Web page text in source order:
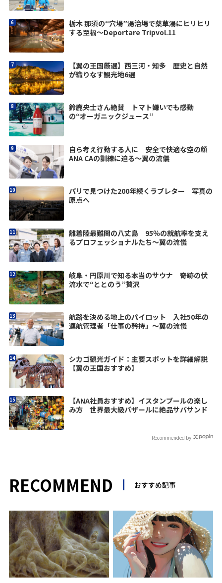
栃木 那須の“穴場”湯治場で薬草湯にヒリヒリ
する至福〜Deportare Tripvol.11
【翼の王国厳選】西三河・知多 歴史と自然
が織りなす観光地6選
鈴鹿央士さん絶賛 トマト嫌いでも感動
の“オーガニックジュース”
自ら考え行動する人に 安全で快適な空の顔
ANA CAの訓練に迫る〜翼の流儀
パリで見つけた200年続くラブレター 写真の
原点へ
離着陸最難関の八丈島 95％の就航率を支え
るプロフェッショナルたち～翼の流儀
岐阜・円原川で知る本当のサウナ 奇跡の伏
流水で“ととのう”贅沢
航路を決める地上のパイロット 入社50年の
運航管理者「仕事の矜持」〜翼の流儀
シカゴ観光ガイド：主要スポットを詳細解説
【翼の王国おすすめ】
【ANA社員おすすめ】イスタンブールの楽し
み方 世界最大級バザールに絶品サバサンド
Recommended by
RECOMMEND おすすめ記事